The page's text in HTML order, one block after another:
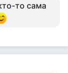
то сама